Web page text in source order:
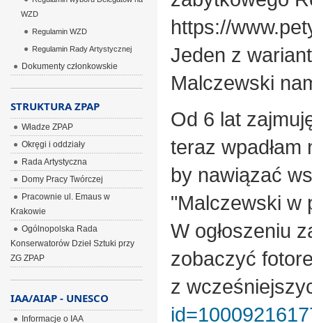
https://
Jeden z
Malczewski
Od 6 lat
teraz wpadłam
by nawiązać
"Malczewski w
W ogłoszeniu
zobaczyć
z
WZD
Regulamin WZD
Regulamin Rady Artystycznej
Dokumenty członkowskie
STRUKTURA ZPAP
Władze ZPAP
Okręgi i oddziały
Rada Artystyczna
Domy Pracy Twórczej
Pracownie ul. Emaus w
Krakowie
Ogólnopolska Rada
Konserwatorów Dzieł Sztuki przy
ZG ZPAP
IAA/AIAP - UNESCO
Informacje o IAA